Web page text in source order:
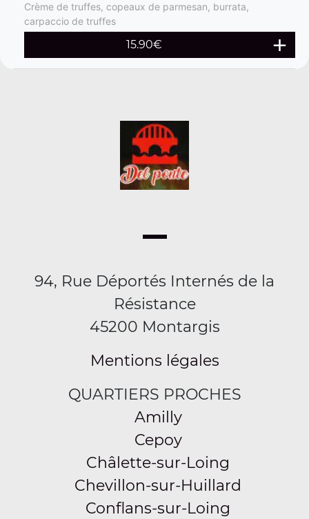
Crème de truffes, copeaux de parmesan, burrata,
carpaccio de truffes
15.90€
94, Rue Déportés Internés de la
Résistance
45200 Montargis
Mentions légales
QUARTIERS PROCHES
Amilly
Cepoy
Châlette-sur-Loing
Chevillon-sur-Huillard
Conflans-sur-Loing